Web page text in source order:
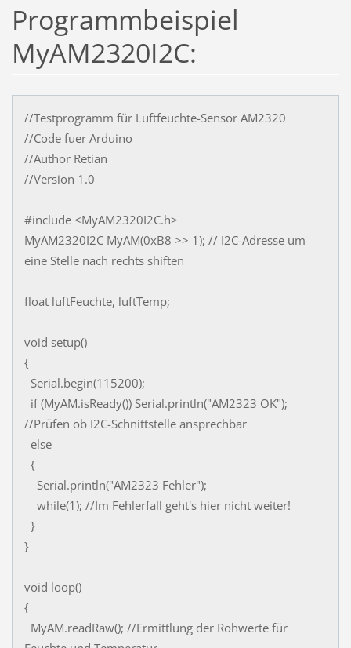
Programmbeispiel
MyAM2320I2C:
//Testprogramm für Luftfeuchte-Sensor AM2320
//Code fuer Arduino
//Author Retian
//Version 1.0
#include <MyAM2320I2C.h>
MyAM2320I2C MyAM(0xB8 >> 1); // I2C-Adresse um
eine Stelle nach rechts shiften
float luftFeuchte, luftTemp;
void setup()
{
Serial.begin(115200);
if (MyAM.isReady()) Serial.println("AM2323 OK");
//Prüfen ob I2C-Schnittstelle ansprechbar
else
{
Serial.println("AM2323 Fehler");
while(1); //Im Fehlerfall geht's hier nicht weiter!
}
}
void loop()
{
MyAM.readRaw(); //Ermittlung der Rohwerte für